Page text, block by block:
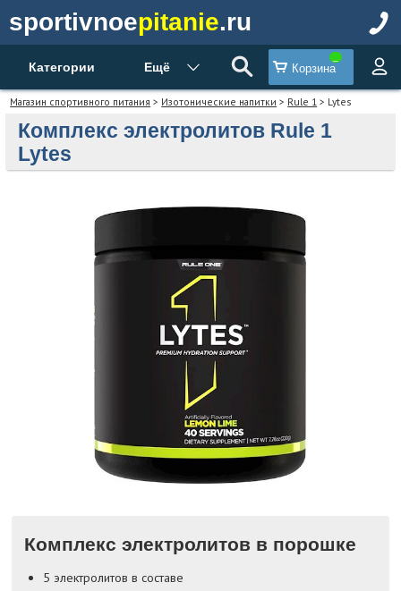
sportivnoepitanie.ru
Категории Ещё Корзина
Магазин спортивного питания > Изотонические напитки > Rule 1 > Lytes
Комплекс электролитов Rule 1
Lytes
Комплекс электролитов в порошке
5 электролитов в составе